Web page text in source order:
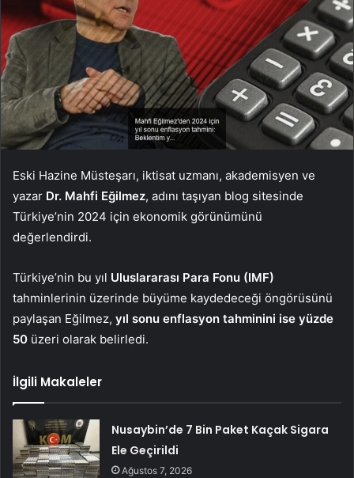
Eski Hazine Müsteşarı, iktisat uzmanı, akademisyen ve
yazar Dr. Mahfi Eğilmez, adını taşıyan blog sitesinde
Türkiye’nin 2024 için ekonomik görünümünü
değerlendirdi.
Türkiye’nin bu yıl Uluslararası Para Fonu (IMF)
tahminlerinin üzerinde büyüme kaydedeceği öngörüsünü
paylaşan Eğilmez, yıl sonu enflasyon tahminini ise yüzde
50 üzeri olarak belirledi.
İlgili Makaleler
Nusaybin’de 7 Bin Paket Kaçak Sigara
Ele Geçirildi
Ağustos 7, 2026